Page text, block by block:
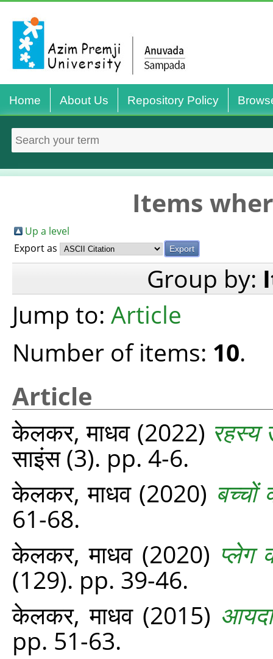
Home About Us Repository Policy
Items
Up a level
Export as
Group by:
Jump to: Article
Number of items: 10.
Article
केलकर, माधव(2022) रहस्य
साइंस (3). pp. 4-6.
केलकर, माधव(2020) बच्चों
61-68.
केलकर, माधव(2020) प्लेग
(129). pp. 39-46.
केलकर, माधव(2015)
pp. 51-63.